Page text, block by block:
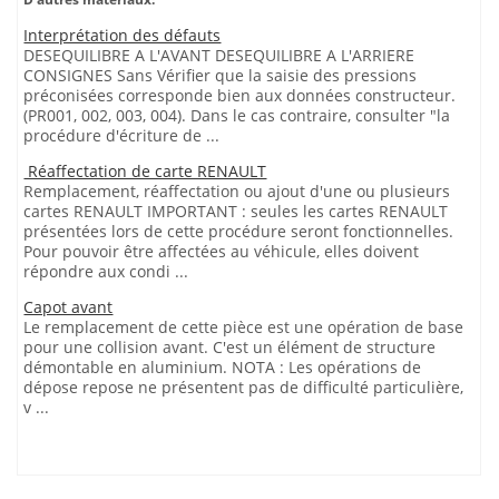
Interprétation des défauts
DESEQUILIBRE A L'AVANT DESEQUILIBRE A L'ARRIERE
CONSIGNES Sans Vérifier que la saisie des pressions
préconisées corresponde bien aux données constructeur.
(PR001, 002, 003, 004). Dans le cas contraire, consulter "la
procédure d'écriture de ...
Réaffectation de carte RENAULT
Remplacement, réaffectation ou ajout d'une ou plusieurs
cartes RENAULT IMPORTANT : seules les cartes RENAULT
présentées lors de cette procédure seront fonctionnelles.
Pour pouvoir être affectées au véhicule, elles doivent
répondre aux condi ...
Capot avant
Le remplacement de cette pièce est une opération de base
pour une collision avant. C'est un élément de structure
démontable en aluminium. NOTA : Les opérations de
dépose repose ne présentent pas de difficulté particulière,
v ...